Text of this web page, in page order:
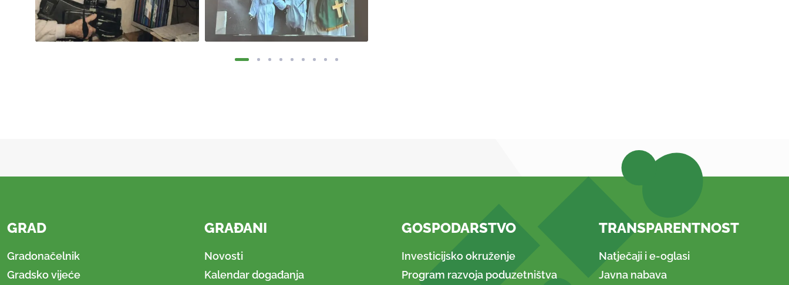
GRAD
Gradonačelnik
Gradsko vijeće
GRAĐANI
Novosti
Kalendar događanja
GOSPODARSTVO
Investicijsko okruženje
Program razvoja poduzetništva
TRANSPARENTNOST
Natječaji i e-oglasi
Javna nabava